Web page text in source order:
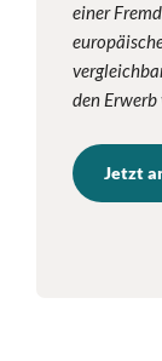
einer
den Erwerb
Jetzt